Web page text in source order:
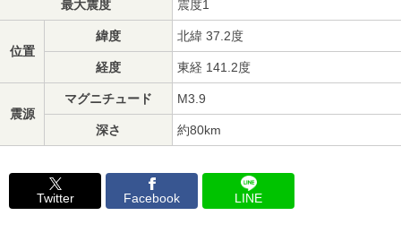
最大震度 震度1
位置
緯度 北緯 37.2度
経度 東経 141.2度
震源
マグニチュード M3.9
深さ 約80km
Twitter Facebook LINE